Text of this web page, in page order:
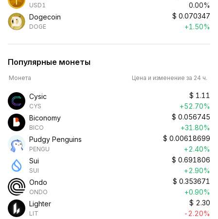
USD1
0.00%
Dogecoin
DOGE
$ 0.070347
+1.50%
Популярные монеты
Монета Цена и изменение за 24 ч.
Cysic
CYS
$ 1.11
+52.70%
Biconomy
BICO
$ 0.056745
+31.80%
Pudgy Penguins
PENGU
$ 0.00618699
+2.40%
Sui
SUI
$ 0.691806
+2.90%
Ondo
ONDO
$ 0.353671
+0.90%
Lighter
LIT
$ 2.30
-2.20%